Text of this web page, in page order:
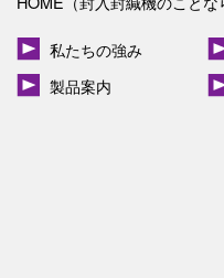
私たちの強み
製品案内